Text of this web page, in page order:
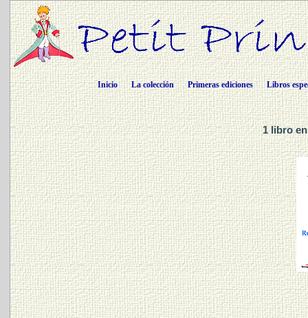
Inicio La colección Primeras ediciones Libros
1 libro